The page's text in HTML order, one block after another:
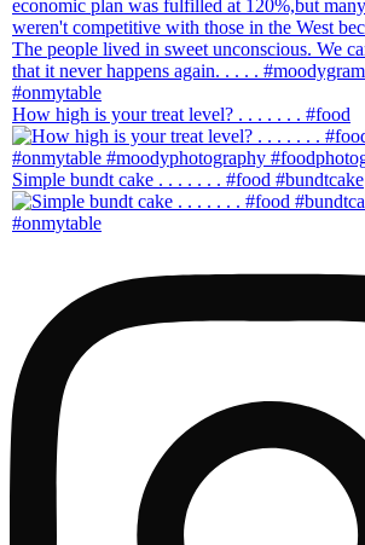
How high is your treat level? . . . . . . . #food
Simple bundt cake . . . . . . . #food #bundtcake